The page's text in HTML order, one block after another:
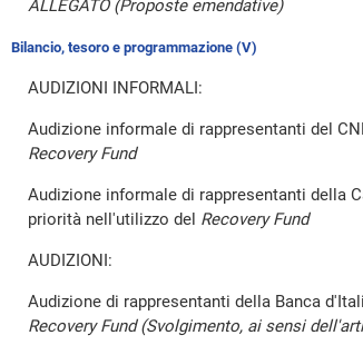
ALLEGATO (Proposte emendative)
Bilancio, tesoro e programmazione (V)
AUDIZIONI INFORMALI:
Audizione informale di rappresentanti del
Recovery Fund
Audizione informale di rappresentanti della
priorità nell'utilizzo del Recovery Fund
AUDIZIONI:
Audizione di rappresentanti della Banca
Recovery Fund (Svolgimento, ai sensi